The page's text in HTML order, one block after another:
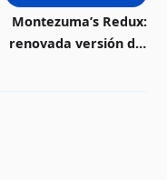
Montezuma’s Redux:
renovada versión del